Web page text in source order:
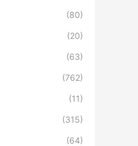
(80)
(20)
(63)
(762)
(11)
(315)
(64)